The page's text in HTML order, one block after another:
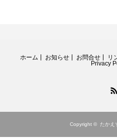
ホーム お知らせ お問合せ リ
Privacy
Copyright © たかえ